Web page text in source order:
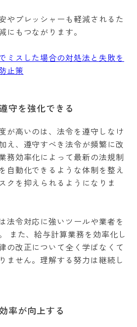
やプレッシャーも軽減されるた
にもつながります。
ミスした場合の対処法と失敗を
止策
守を強化できる
が高いのは、法令を遵守しなけ
え、遵守すべき法令が頻繁に改
務効率化によって最新の法規制
自動化できるような体制を整え
クを抑えられるようになりま
法令対応に強いツールや業者を
また、給与計算業務を効率化し
の改正について全く学ばなくて
ません。理解する努力は継続し
率が向上する